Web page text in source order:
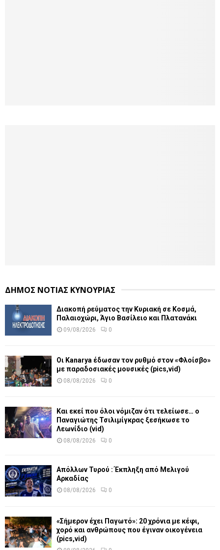
ΔΗΜΟΣ ΝΟΤΙΑΣ ΚΥΝΟΥΡΙΑΣ
Διακοπή ρεύματος την Κυριακή σε Κοσμά,
Παλαιοχώρι, Άγιο Βασίλειο και Πλατανάκι
09/08/2026 0
Οι Kanarya έδωσαν τον ρυθμό στον «Φλοίσβο»
με παραδοσιακές μουσικές (pics,vid)
08/08/2026 0
Και εκεί που όλοι νόμιζαν ότι τελείωσε… ο
Παναγιώτης Τσιλιμίγκρας ξεσήκωσε το
Λεωνίδιο (vid)
08/08/2026 0
Απόλλων Τυρού : Έκπληξη από Μελιγού
Αρκαδίας
08/08/2026 0
«Σήμερον έχει Παγωτό»: 20 χρόνια με κέφι,
χορό και ανθρώπους που έγιναν οικογένεια
(pics,vid)